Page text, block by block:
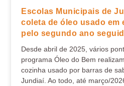
Escolas Municipais de
coleta de óleo usado em
pelo segundo ano
Desde abril de 2025, vários
programa Óleo do Bem
cozinha usado por barras de
Jundiaí. Ao todo, até março/